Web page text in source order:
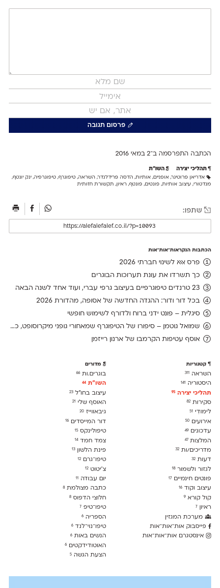
פרסום תגובה
הכתבה התפרסמה ב־2 ב מאי 2016
תהליכי יצירה השו״ת
אדריאן פרוטיגר, אופניים, אותיות, הדסה פרידלנדר, השראה, טיפוגרף, טיפוגרפיה, ינק יונטף,
מנדטורי, עיצוב אותיות, פונטים, פונטף, ראיון , תקשורת חזותית
שתפו:
הכתבות הנקראות־אות־אות
פרס אאא לשינוי חברתי 2026
כך תשרדו את עונת תערוכות הבוגרים
23 טרנדים טיפוגרפיים בעיצוב גרפי עברי, ועוד אחד לשנה הבאה
בכל דור ודור: ההגדה החדשה של אסופה, מהדורת 2026
סיגלית – פונט ידני ברוח ולדורף לשימוש חופשי
שמואל גוטמן – סיפורו של הטיפוגרף שמאחורי גופני מיקרוסופט, כפי שנחשף בארכיון של נינתו
אוסף עטיפות הקרמבו של ארנון רייזמן
קטגוריות
השראה 311
היסטוריה 141
תהליכי יצירה 95
סקירות 82
לימודִי 51
אירועים 50
עדכונים 49
המלצות47
מדריכים/ות 32
דעות 32
לגזור ולשמור 18
פונטים חינמיים 17
עיצוב וקוד 16
קול קורא 9
ראיון 7
מערכת המגזין
פייסבוק אות־אות־אות
אינסטגרם אות־אות־אות
מדורים
בוגרים.ות66
השו״ת44
עיצוב בחו"ל23
האוסף שלי21
גיבאווייז20
דור המייסדים16
טיפולינקס15
צמד חמד14
פינת הלשון13
טיפו־גרם12
צ׳יטוט12
יום עבודה11
כתבה מצולמת8
חלוצי הדפוס8
טיפו־טיפ7
הספריה6
טיפו־נוי־לנד6
הנשים באות6
האוטודידקטים6
הצעת הגשה5